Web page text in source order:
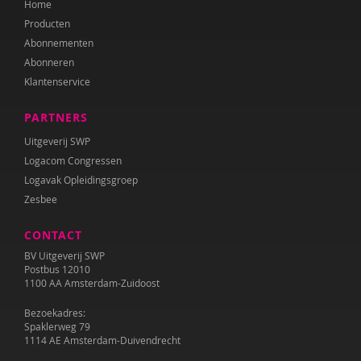
Diana Turkenburg-de Haan
Wesley Verboom
Wouter Verhage
Tamara Wally
Hermien Wiechers
Home
Producten
Abonnementen
Abonneren
Klantenservice
PARTNERS
Uitgeverij SWP
Logacom Congressen
Logavak Opleidingsgroep
Zesbee
CONTACT
BV Uitgeverij SWP
Postbus 12010
1100 AA Amsterdam-Zuidoost
Bezoekadres:
Spaklerweg 79
1114 AE Amsterdam-Duivendrecht